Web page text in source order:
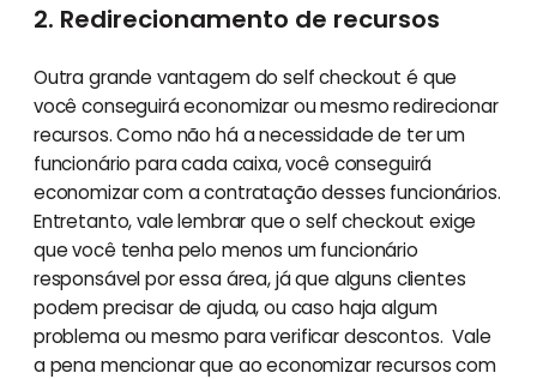
2. Redirecionamento de recursos
Outra grande vantagem do self checkout é que
você conseguirá economizar ou mesmo redirecionar
recursos. Como não há a necessidade de ter um
funcionário para cada caixa, você conseguirá
economizar com a contratação desses funcionários.
Entretanto, vale lembrar que o self checkout exige
que você tenha pelo menos um funcionário
responsável por essa área, já que alguns clientes
podem precisar de ajuda, ou caso haja algum
problema ou mesmo para verificar descontos. Vale
a pena mencionar que ao economizar recursos com